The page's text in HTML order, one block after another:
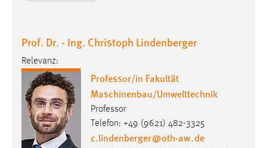
Prof. Dr. - Ing. Christoph Lindenberger
Relevanz:
Professor/in Fakultät
Maschinenbau/Umwelttechnik
Professor
Telefon: +49 (9621) 482-3325
c.lindenberger@oth-aw.de